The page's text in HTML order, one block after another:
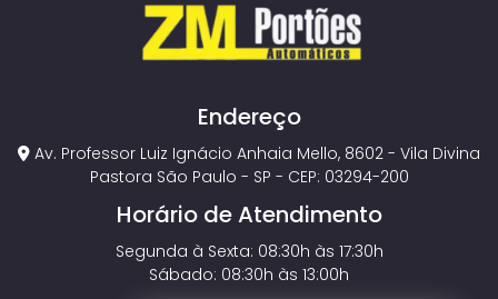
Endereço
Av. Professor Luiz Ignácio Anhaia Mello, 8602 - Vila Divina
Pastora São Paulo - SP - CEP: 03294-200
Horário de Atendimento
Segunda à Sexta: 08:30h às 17:30h
Sábado: 08:30h às 13:00h